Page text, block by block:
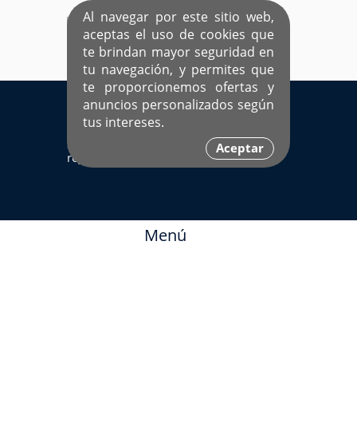
Al navegar por este sitio web,
aceptas el uso de cookies que
te brindan mayor seguridad en
tu navegación, y permites que
te proporcionemos ofertas y
anuncios personalizados según
tus intereses.
Aceptar
EL ÚNICO SITIO DEDICADO A SOLTEROS
HISPANOS COMO TÚ
Ingresa aquí
Sí ya estás
registrado
Menú